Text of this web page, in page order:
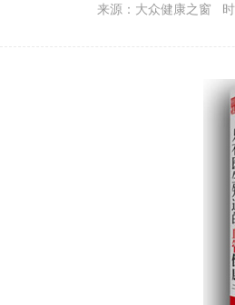
来源：大众健康之窗